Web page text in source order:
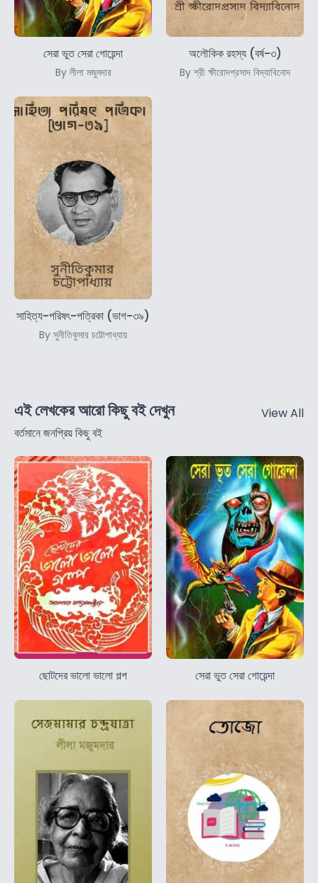
সেরা ভুত সেরা গোয়েন্দা
By লীলা মজুমদার
অলৌকিক রহস্য (বর্ষ-৩)
By শ্রী ক্ষীরোদপ্রসাদ বিদ্যাবিনোদ
সাহিত্য-পরিষৎ-পত্রিকা (ভাগ-৩৯)
By সুনীতিকুমার চট্টোপাধ্যায়
এই লেখকের আরো কিছু বই দেখুন
বর্তমানে জনপ্রিয় কিছু বই
View All
ছোটদের ভালো ভালো গল্প সেরা ভুত সেরা গোয়েন্দা